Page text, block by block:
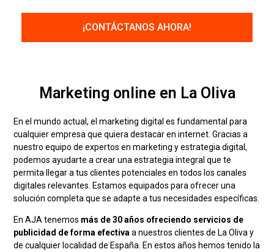
Marketing online en La Oliva
En el mundo actual, el marketing digital es fundamental para
cualquier empresa que quiera destacar en internet. Gracias a
nuestro equipo de expertos en marketing y estrategia digital,
podemos ayudarte a crear una estrategia integral que te
permita llegar a tus clientes potenciales en todos los canales
digitales relevantes. Estamos equipados para ofrecer una
solución completa que se adapte a tus necesidades específicas.
En AJA tenemos más de 30 años ofreciendo servicios de
publicidad de forma efectiva a nuestros clientes de La Oliva y
de cualquier localidad de España. En estos años hemos tenido la